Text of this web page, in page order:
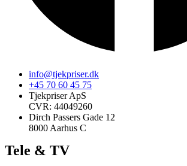
info@tjekpriser.dk
+45 70 60 45 75
Tjekpriser ApS
CVR: 44049260
Dirch Passers Gade 12
8000 Aarhus C
Tele & TV